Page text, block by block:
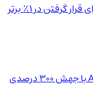
به‌روزرسانی لیست ثروتمندان ریپل؛ برای قرار گرفتن در ۱٪ برتر
آرژانتین به نیمه‌نهایی رسید؛ توکن ARG با جهش ۳۰۰ درصدی